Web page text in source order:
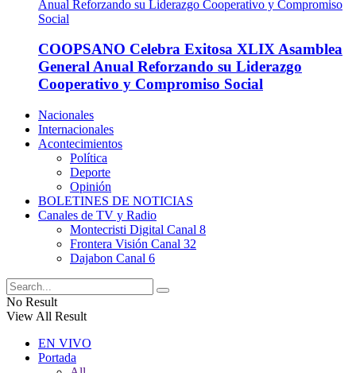
COOPSANO Celebra Exitosa XLIX Asamblea
General Anual Reforzando su Liderazgo
Cooperativo y Compromiso Social
Nacionales
Internacionales
Acontecimientos
Política
Deporte
Opinión
BOLETINES DE NOTICIAS
Canales de TV y Radio
Montecristi Digital Canal 8
Frontera Visión Canal 32
Dajabon Canal 6
No Result
View All Result
EN VIVO
Portada